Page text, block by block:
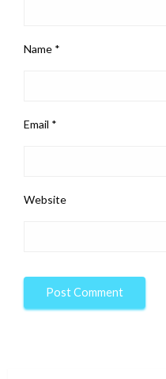
Name *
Email *
Website